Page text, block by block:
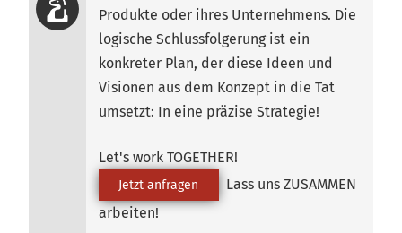
Produkte oder ihres Unternehmens. Die
logische Schlussfolgerung ist ein
konkreter Plan, der diese Ideen und
Visionen aus dem Konzept in die Tat
umsetzt: In eine präzise Strategie!
Let's work TOGETHER!
Jetzt anfragen
Lass uns ZUSAMMEN
arbeiten!